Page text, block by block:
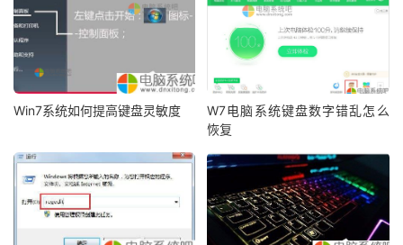
Win7系统如何提高键盘灵敏度
W7电脑系统键盘数字错乱怎么
恢复